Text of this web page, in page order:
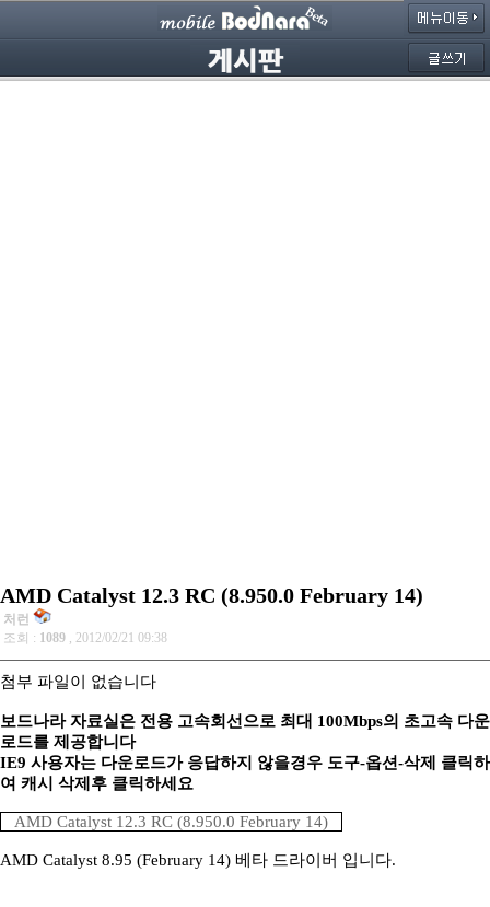
AMD Catalyst 12.3 RC (8.950.0 February 14)
처런
조회 : 1089 , 2012/02/21 09:38
첨부 파일이 없습니다
보드나라 자료실은 전용 고속회선으로 최대 100Mbps의 초고속 다운
로드를 제공합니다
IE9 사용자는 다운로드가 응답하지 않을경우 도구-옵션-삭제 클릭하
여 캐시 삭제후 클릭하세요
AMD Catalyst 12.3 RC (8.950.0 February 14)
AMD Catalyst 8.95 (February 14) 베타 드라이버 입니다.